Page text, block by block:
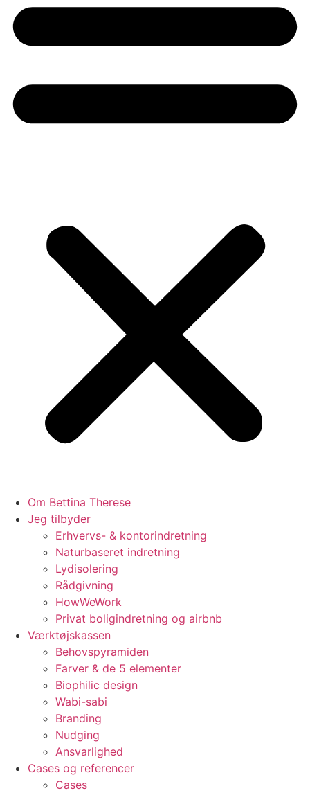
Om Bettina Therese
Jeg tilbyder
Erhvervs- & kontorindretning
Naturbaseret indretning
Lydisolering
Rådgivning
HowWeWork
Privat boligindretning og airbnb
Værktøjskassen
Behovspyramiden
Farver & de 5 elementer
Biophilic design
Wabi-sabi
Branding
Nudging
Ansvarlighed
Cases og referencer
Cases